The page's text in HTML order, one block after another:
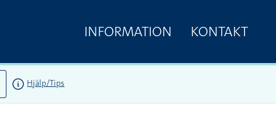
INFORMATION KONTAKT
Hjälp/Tips